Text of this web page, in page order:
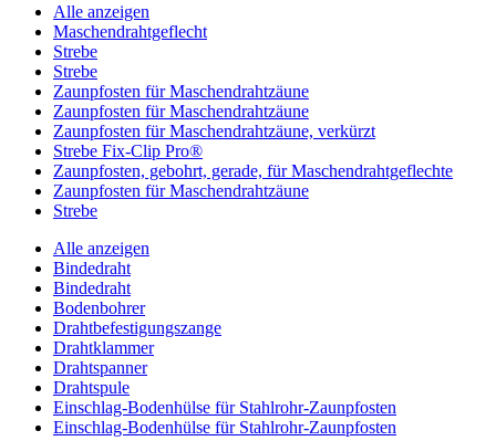
Alle anzeigen
Maschendrahtgeflecht
Strebe
Strebe
Zaunpfosten für Maschendrahtzäune
Zaunpfosten für Maschendrahtzäune
Zaunpfosten für Maschendrahtzäune, verkürzt
Strebe Fix-Clip Pro®
Zaunpfosten, gebohrt, gerade, für Maschendrahtgeflechte
Zaunpfosten für Maschendrahtzäune
Strebe
Alle anzeigen
Bindedraht
Bindedraht
Bodenbohrer
Drahtbefestigungszange
Drahtklammer
Drahtspanner
Drahtspule
Einschlag-Bodenhülse für Stahlrohr-Zaunpfosten
Einschlag-Bodenhülse für Stahlrohr-Zaunpfosten